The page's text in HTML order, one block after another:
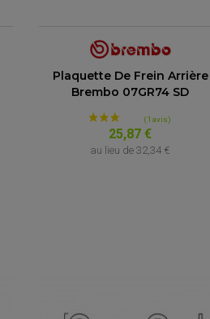
Plaquette De Frein Arrière
Brembo 07GR74 SD
25,87 €
au lieu de32,34 €